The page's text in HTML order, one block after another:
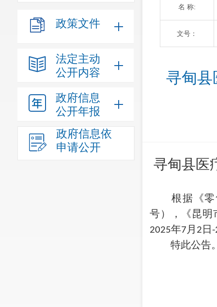
政策文件
法定主动
公开内容
政府信息
公开年报
政府信息依
申请公开
名 称:
文号：
寻甸县
寻甸县医
根据《
号）
， 《昆明
2025年7月 2 日 -
特此公告